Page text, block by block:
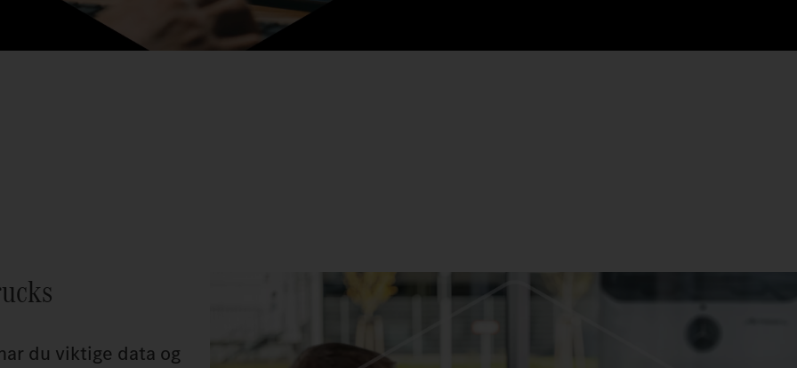
du viktige data og